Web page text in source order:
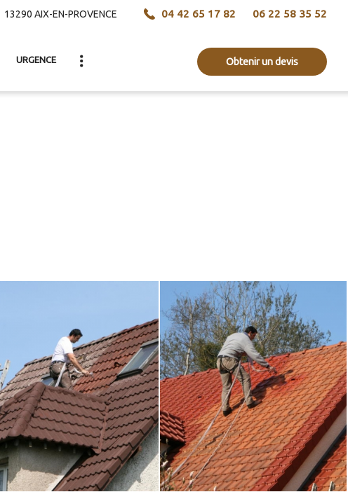
Obtenir un devis
13290 AIX-EN-PROVENCE 04 42 65 17 82 06 22 58 35 52
URGENCE